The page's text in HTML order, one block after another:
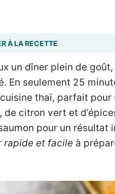
À LA RECETTE
un dîner plein de goût,
En seulement 25
thaï, parfait pour
citron vert et
pour un résultat
rapide et facile à